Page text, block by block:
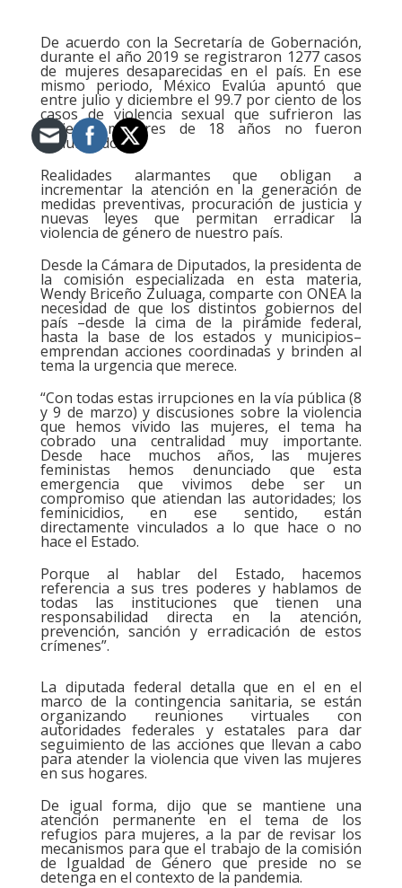
De acuerdo con la Secretaría de Gobernación,
durante el año 2019 se registraron 1277 casos
de mujeres desaparecidas en el país. En ese
mismo periodo, México Evalúa apuntó que
entre julio y diciembre el 99.7 por ciento de los
casos de violencia sexual que sufrieron las
mujeres mayores de 18 años no fueron
denunciados.
Realidades alarmantes que obligan a
incrementar la atención en la generación de
medidas preventivas, procuración de justicia y
nuevas leyes que permitan erradicar la
violencia de género de nuestro país.
Desde la Cámara de Diputados, la presidenta de
la comisión especializada en esta materia,
Wendy Briceño Zuluaga, comparte con ONEA la
necesidad de que los distintos gobiernos del
país –desde la cima de la pirámide federal,
hasta la base de los estados y municipios–
emprendan acciones coordinadas y brinden al
tema la urgencia que merece.
“Con todas estas irrupciones en la vía pública (8
y 9 de marzo) y discusiones sobre la violencia
que hemos vivido las mujeres, el tema ha
cobrado una centralidad muy importante.
Desde hace muchos años, las mujeres
feministas hemos denunciado que esta
emergencia que vivimos debe ser un
compromiso que atiendan las autoridades; los
feminicidios, en ese sentido, están
directamente vinculados a lo que hace o no
hace el Estado.
Porque al hablar del Estado, hacemos
referencia a sus tres poderes y hablamos de
todas las instituciones que tienen una
responsabilidad directa en la atención,
prevención, sanción y erradicación de estos
crímenes”.
La diputada federal detalla que en el en el
marco de la contingencia sanitaria, se están
organizando reuniones virtuales con
autoridades federales y estatales para dar
seguimiento de las acciones que llevan a cabo
para atender la violencia que viven las mujeres
en sus hogares.
De igual forma, dijo que se mantiene una
atención permanente en el tema de los
refugios para mujeres, a la par de revisar los
mecanismos para que el trabajo de la comisión
de Igualdad de Género que preside no se
detenga en el contexto de la pandemia.